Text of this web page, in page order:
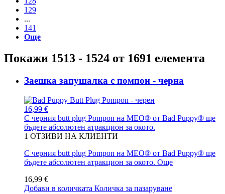
129
...
141
Още
Покажи 1513 - 1524 от 1691 елемента
Заешка запушалка с помпон - черна
16,99 €
С черния butt plug Pompon на MEO® от Bad Puppy® ще
бъдете абсолютен атракцион за окото.
1 ОТЗИВИ НА КЛИЕНТИ
С черния butt plug Pompon на MEO® от Bad Puppy® ще
бъдете абсолютен атракцион за окото. Още
16,99 €
Добави в количката Количка за пазаруване